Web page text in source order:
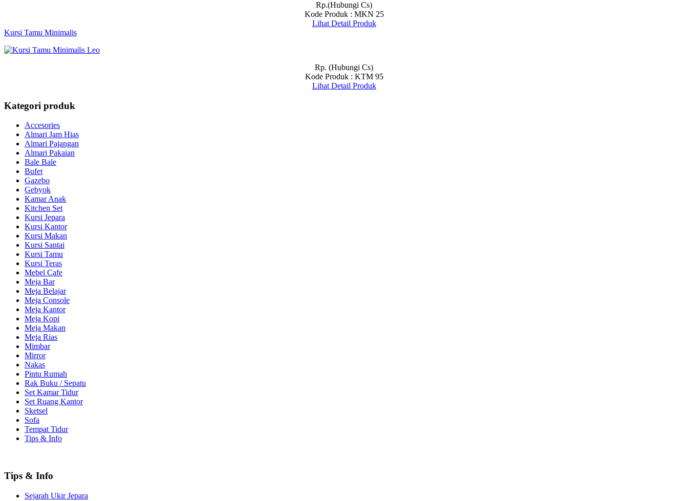
Rp.(Hubungi Cs)
Kode Produk : MKN 25
Lihat Detail Produk
Kursi Tamu Minimalis
Rp. (Hubungi Cs)
Kode Produk : KTM 95
Lihat Detail Produk
Kategori produk
Accesories
Almari Jam Hias
Almari Pajangan
Almari Pakaian
Bale Bale
Bufet
Gazebo
Gebyok
Kamar Anak
Kitchen Set
Kursi Jepara
Kursi Kantor
Kursi Makan
Kursi Santai
Kursi Tamu
Kursi Teras
Mebel Cafe
Meja Bar
Meja Belajar
Meja Console
Meja Kantor
Meja Kopi
Meja Makan
Meja Rias
Mimbar
Mirror
Nakas
Pintu Rumah
Rak Buku / Sepatu
Set Kamar Tidur
Set Ruang Kantor
Sketsel
Sofa
Tempat Tidur
Tips & Info
Tips & Info
Sejarah Ukir Jepara